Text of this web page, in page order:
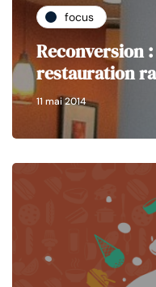
focus
Reconversion
restauration
11 mai 2014